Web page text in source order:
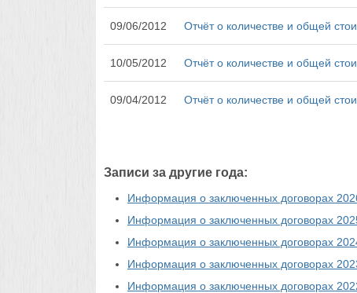
09/06/2012 Отчёт о количестве и общей
10/05/2012 Отчёт о количестве и общей
09/04/2012 Отчёт о количестве и общей
Записи за другие года:
Информация о заключенных договорах
Информация о заключенных договорах
Информация о заключенных договорах
Информация о заключенных договорах
Информация о заключенных договорах